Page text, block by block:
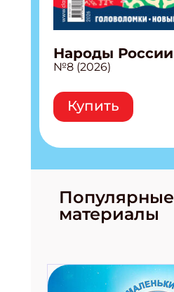
Народы России
№8 (2026)
Купить
Популярные
материалы